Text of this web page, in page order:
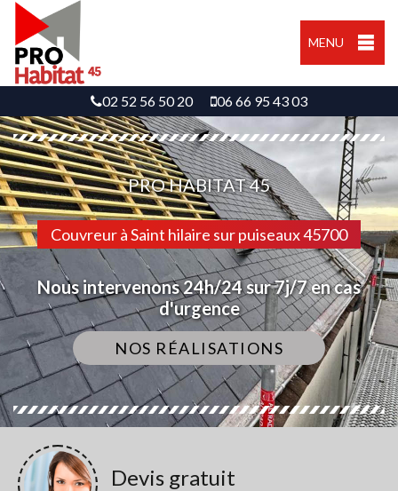
MENU
02 52 56 50 20 06 66 95 43 03
PRO HABITAT 45
Couvreur à Saint hilaire sur puiseaux 45700
Nous intervenons 24h/24 sur 7j/7 en cas
d'urgence
NOS RÉALISATIONS
Devis gratuit